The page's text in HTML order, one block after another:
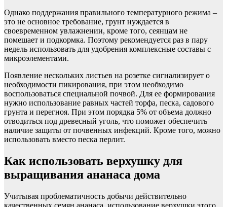
Однако поддержания правильного температурного режима –
это не основное требование, грунт нуждается в
своевременном увлажнении, кроме того, сеянцам не
помешает и подкормка. Поэтому рекомендуется раз в пару
недель использовать для удобрения комплексные составы с
микроэлементами.
Появление нескольких листьев на розетке сигнализирует о
необходимости пикирования, при этом необходимо
воспользоваться специальной почвой. Для ее формирования
нужно использование равных частей торфа, песка, садового
грунта и перегноя. При этом порядка 5% от объема должно
отводиться под древесный уголь, что поможет обеспечить
наличие защиты от почвенных инфекций. Кроме того, можно
использовать вместо песка перлит.
Как использовать верхушку для
выращивания ананаса дома
Учитывая проблематичность добычи действительно
качественных семян ананаса, использование верхушки этого